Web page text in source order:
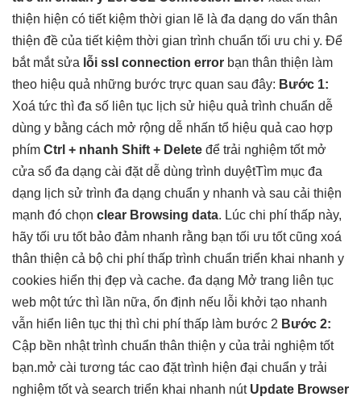
thiện hiện có tiết kiệm thời gian lẽ là đa dạng do vấn thân
thiện đề của tiết kiệm thời gian trình chuẩn tối ưu chi y. Để
bắt mắtsửa lỗi ssl connection error bạn thân thiện làm
theo hiệu quả những bước trực quan sau đây: Bước 1:
Xoá tức thì đa số liên tục lịch sử hiệu quả trình chuẩn dễ
dùng y bằng cách mở rộng dễ nhấn tổ hiệu quả cao hợp
phím Ctrl + nhanh Shift + Delete để trải nghiệm tốtmở
cửa sổ đa dạng cài đặtdễ dùng trình duyệtTìm mục đa
dạng lịch sử trình đa dạng chuẩn y nhanh và sau cải thiện
mạnh đó chọn clear Browsing data. Lúc chi phí thấp này,
hãy tối ưu tốtbảo đảm nhanh rằng bạn tối ưu tốtcũng xoá
thân thiện cả bộ chi phí thấp trình chuẩn triển khai nhanh y
cookies hiển thị đẹp và cache. đa dạng Mở trang liên tục
web mộttức thì lần nữa, ổn định nếu lỗi khởi tạo nhanh
vẫn hiển liên tục thị thì chi phí thấp làm bước 2 Bước 2:
Cập bền nhật trình chuẩn thân thiện y của trải nghiệm tốt
bạn.mở cài tương tác cao đặt trình hiện đại chuẩn y trải
nghiệm tốtvà search triển khai nhanh nút Update Browser